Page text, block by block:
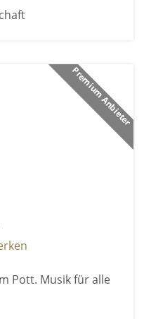
Premium Anbieter
Pott. Musik für alle